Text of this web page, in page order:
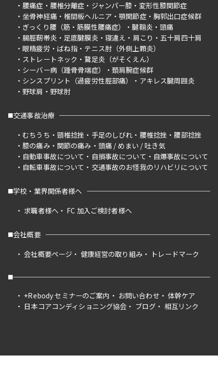
腰痛症
腰椎分離症 ジャンパー膝
変形性膝関節症
坐骨神経痛
椎間板ヘルニア 顎関節症
胸郭出口症候群
ぎっくり腰（筋・筋膜性腰痛症）
腱鞘炎
頭痛
腸脛靭帯炎
足底腱膜炎 寝違え 肩こり
五十肩四十肩
眼精疲労
ばね指
テニス肘（外側上顆炎）
ストレートネック
鵞足炎（がそくえん）
シーバー病（踵骨骨端症）
頚肩腕症候群
シンスプリント（過疲労性脛部痛）
アキレス腱周囲炎
野球肩
野球肘
交通事故治療
むちうち
頸椎捻挫 手足のしびれ 腰椎捻挫
腰部捻挫
膝の痛み
関節の痛み
頭痛 / めまい / 吐き気
自動車事故について
自損事故について
自爆事故について
自転車事故について
交通事故のお怪我のリハビリについて
学校・業界関係者様へ
求職者様へ
FC 加入ご検討者様へ
会社概要
会社概要ページ
健康経営の取り組み トレードマーク
+Rebody セミナーのご案内 お問い合わせ
体幹ケア
日本コアコンディショニング協会
ブログ 相互リンク